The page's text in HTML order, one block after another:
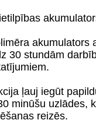
akumulators
30 stundām
ļauj iegūt
minūšu uzlādes,
reizēs.